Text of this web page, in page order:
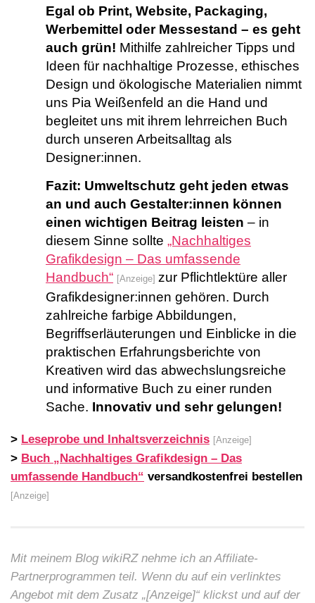
Egal ob Print, Website, Packaging,
Werbemittel oder Messestand – es geht
auch grün! Mithilfe zahlreicher Tipps und
Ideen für nachhaltige Prozesse, ethisches
Design und ökologische Materialien nimmt
uns Pia Weißenfeld an die Hand und
begleitet uns mit ihrem lehrreichen Buch
durch unseren Arbeitsalltag als
Designer:innen.
Fazit: Umweltschutz geht jeden etwas
an und auch Gestalter:innen können
einen wichtigen Beitrag leisten – in
diesem Sinne sollte „Nachhaltiges
Grafikdesign – Das umfassende
Handbuch“ [Anzeige] zur Pflichtlektüre aller
Grafikdesigner:innen gehören. Durch
zahlreiche farbige Abbildungen,
Begriffserläuterungen und Einblicke in die
praktischen Erfahrungsberichte von
Kreativen wird das abwechslungsreiche
und informative Buch zu einer runden
Sache. Innovativ und sehr gelungen!
> Leseprobe und Inhaltsverzeichnis [Anzeige]
> Buch „Nachhaltiges Grafikdesign – Das
umfassende Handbuch“ versandkostenfrei bestellen
[Anzeige]
Mit meinem Blog wikiRZ nehme ich an Affiliate-
Partnerprogrammen teil. Wenn du auf ein verlinktes
Angebot mit dem Zusatz „[Anzeige]“ klickst und auf der